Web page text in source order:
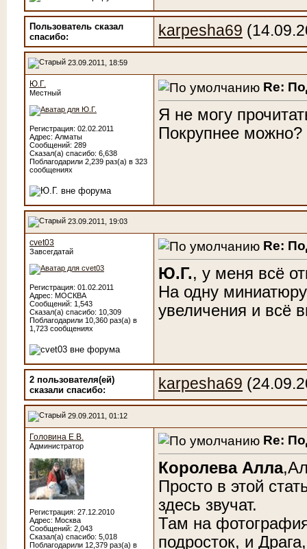
Пользователь сказал
cпасибо:
karpesha69
23.09.2011, 18:59
Ю.Г.
Местный
Регистрация: 02.02.2011
Адрес: Алматы
Сообщений: 289
Сказал(а) спасибо: 6,638
Поблагодарили 2,239 раз(а) в 323
сообщениях
Re:
Я не могу
Покрупнее можно?
23.09.2011, 19:03
cvet03
Завсегдатай
Регистрация: 01.02.2011
Адрес: МОСКВА
Сообщений: 1,543
Сказал(а) спасибо: 10,309
Поблагодарили 10,360 раз(а) в
1,723 сообщениях
Re:
Ю.Г., у меня всё
На одну
увеличения и всё
2 пользователя(ей)
сказали cпасибо:
karpesha69
29.09.2011, 01:12
Головина Е.В.
Администратор
Регистрация: 27.12.2010
Адрес: Москва
Сообщений: 2,043
Сказал(а) спасибо: 5,018
Поблагодарили 12,379 раз(а) в
Re:
Королева Алла
Просто в этой
здесь звучат.
Там на
подросток, и